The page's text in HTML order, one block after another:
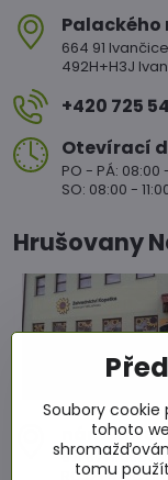
Palackého
664 91 Ivančice
492H+H3J
+420 725
Otevírací
PO - PÁ: 08:00
SO: 08:00 -
Hrušovany
nám​. Míru
671 67
Soubory
tohoto
tomu